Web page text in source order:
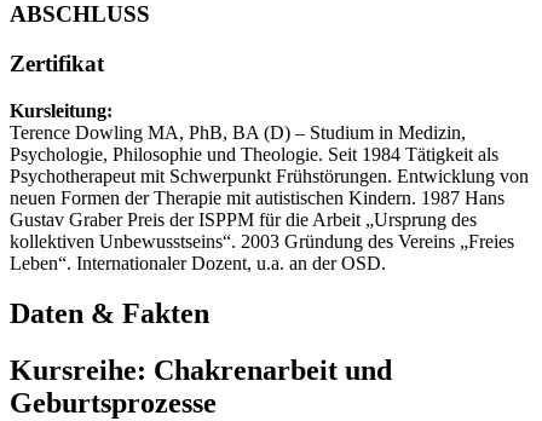
ABSCHLUSS
Zertifikat
Kursleitung:
Terence Dowling MA, PhB, BA (D) – Studium in Medizin,
Psychologie, Philosophie und Theologie. Seit 1984 Tätigkeit als
Psychotherapeut mit Schwerpunkt Frühstörungen. Entwicklung von
neuen Formen der Therapie mit autistischen Kindern. 1987 Hans
Gustav Graber Preis der ISPPM für die Arbeit „Ursprung des
kollektiven Unbewusstseins“. 2003 Gründung des Vereins „Freies
Leben“. Internationaler Dozent, u.a. an der OSD.
Daten & Fakten
Kursreihe: Chakrenarbeit und
Geburtsprozesse